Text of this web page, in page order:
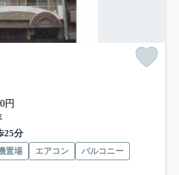
円
25分
置場 エアコン
バルコニー